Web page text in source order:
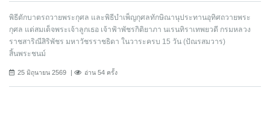
พิธีตักบาตรถวายพระกุศล และพิธีบำเพ็ญกุศลทักษิณานุประทานอุทิศถวายพระ
กุศล แด่สมเด็จพระเจ้าลูกเธอ เจ้าฟ้าพัชรกิติยาภา นเรนทิราเทพยวดี กรมหลวง
ราชสาริณีสิริพัชร มหาวัชรราชธิดา ในวาระครบ 15 วัน (ปัณรสมวาร)
สิ้นพระชนม์
25 มิถุนายน 2569 อ่าน 54 ครั้ง